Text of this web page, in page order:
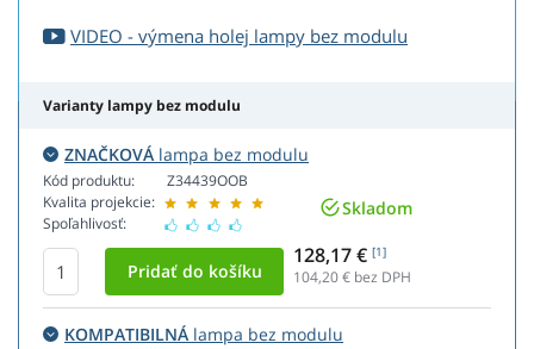
VIDEO - výmena holej lampy bez modulu
Varianty lampy bez modulu
ZNAČKOVÁ lampa bez modulu
Kód produktu:
Kvalita projekcie:
Spoľahlivosť:
Z34439OOB
Skladom
128,17 € [1]
104,20€ bez DPH
KOMPATIBILNÁ lampa bez modulu